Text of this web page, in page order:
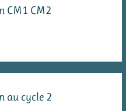
CM1 CM2
au cycle 2